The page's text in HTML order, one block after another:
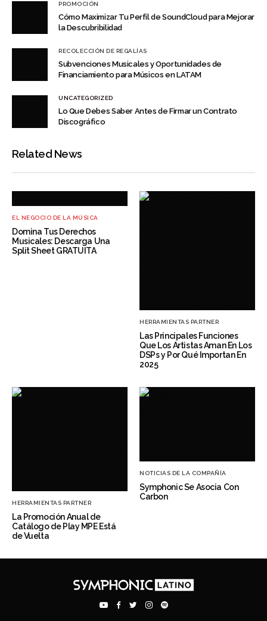
PROMOCIÓN
Cómo Maximizar Tu Perfil de SoundCloud para Mejorar
la Descubribilidad
RECOLECCIÓN DE REGALÍAS
Subvenciones Musicales y Oportunidades de
Financiamiento para Músicos en LATAM
UNCATEGORIZED
Lo Que Debes Saber Antes de Firmar un Contrato
Discográfico
Related News
EL NEGOCIO DE LA MÚSICA
Domina Tus Derechos
Musicales: Descarga Una
Split Sheet GRATUITA
HERRAMIENTAS PARTNER
Las Principales Funciones
Que Los Artistas Aman En Los
DSPs y Por Qué Importan En
2025
HERRAMIENTAS PARTNER
La Promoción Anual de
Catálogo de Play MPE Está
de Vuelta
NOTICIAS DE LA COMPAÑÍA
Symphonic Se Asocia Con
Carbon